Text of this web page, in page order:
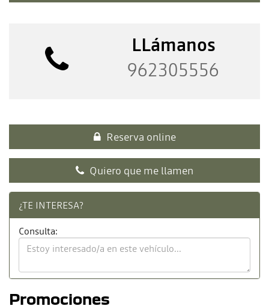
LLámanos
962305556
Reserva online
Quiero que me llamen
¿TE INTERESA?
Consulta:
Promociones